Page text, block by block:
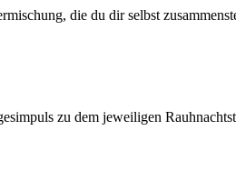
die du dir selbst
zu dem jeweiligen